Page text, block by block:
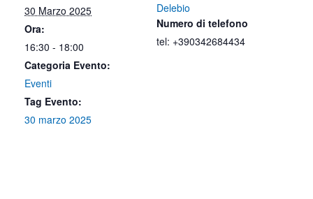
30 Marzo 2025
Ora:
16:30 - 18:00
Categoria Evento:
Eventi
Tag Evento:
30 marzo 2025
Delebio
Numero di telefono
tel: +390342684434